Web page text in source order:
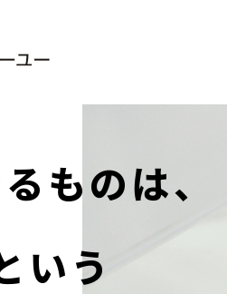
ものは、
いう